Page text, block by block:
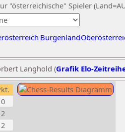
"österreichische" Spieler
Burgenland
Langhold (Grafik Elo-
0
2
2